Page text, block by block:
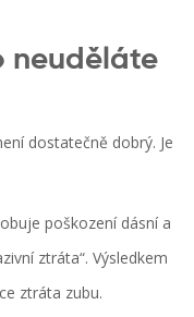
neuděláte
dostatečně dobrý. Je
poškození dásní a
ztráta“. Výsledkem
ztráta zubu.